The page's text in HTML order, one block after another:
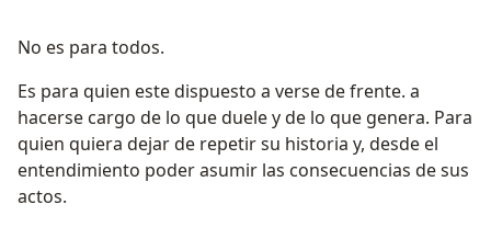
No es para todos.
Es para quien este dispuesto a verse de frente. a
hacerse cargo de lo que duele y de lo que genera. Para
quien quiera dejar de repetir su historia y, desde el
entendimiento poder asumir las consecuencias de sus
actos.